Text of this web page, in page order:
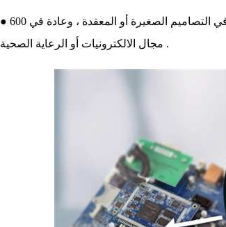
● 600 إدارة شؤون الإعلام : عالية الدقة الطباعة المستخدمة في التصاميم الصغيرة أو المعقدة ، وعادة في
مجال الالكترونيات أو الرعاية الصحية .